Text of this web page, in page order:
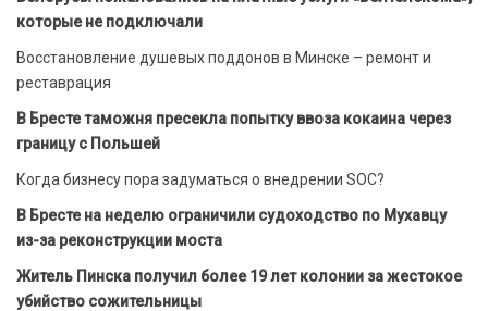
которые не подключали
Восстановление душевых поддонов в Минске – ремонт и
реставрация
В Бресте таможня пресекла попытку ввоза кокаина через
границу с Польшей
Когда бизнесу пора задуматься о внедрении SOC?
В Бресте на неделю ограничили судоходство по Мухавцу
из-за реконструкции моста
Житель Пинска получил более 19 лет колонии за жестокое
убийство сожительницы